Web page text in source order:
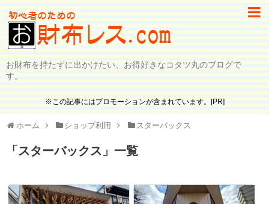
お財布を持たずに出かけたい、お得好きなコタツ丸のブログで
す。
※この記事にはプロモーションが含まれています。[PR]
ホーム ショップ利用 スターバックス
「 スターバックス 」 一覧